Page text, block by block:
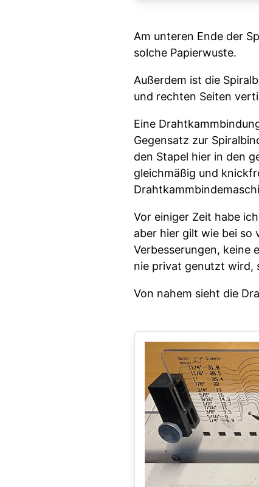
Am unteren Ende der
solche Papierwuste.
Außerdem ist die
und rechten Seiten
Eine
Gegensatz zur
den Stapel hier in den
gleichmäßig und
Vor einiger Zeit habe
aber hier gilt wie bei so
Verbesserungen, keine
nie privat genutzt wird,
Von nahem sieht die